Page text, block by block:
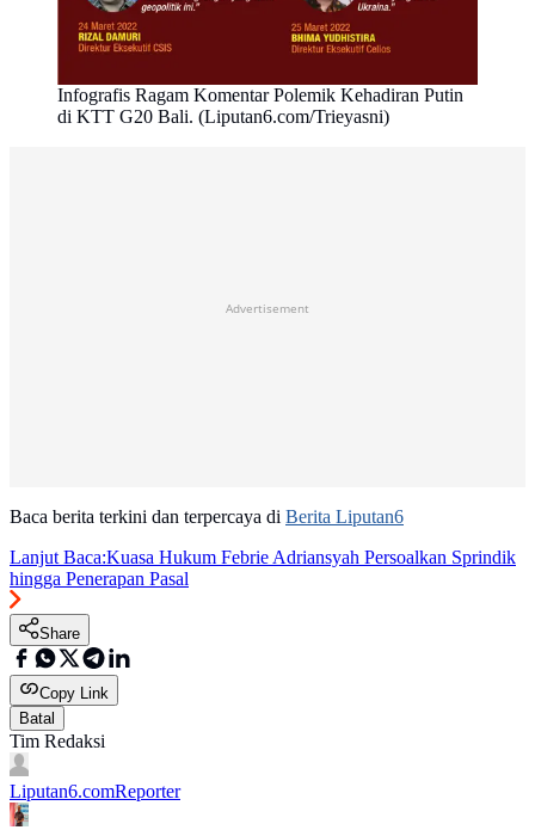
Infografis Ragam Komentar Polemik Kehadiran Putin
di KTT G20 Bali. (Liputan6.com/Trieyasni)
Advertisement
Baca berita terkini dan terpercaya di Berita Liputan6
Lanjut Baca:Kuasa Hukum Febrie Adriansyah Persoalkan Sprindik
hingga Penerapan Pasal
Share
Copy Link
Batal
Tim Redaksi
Liputan6.comReporter